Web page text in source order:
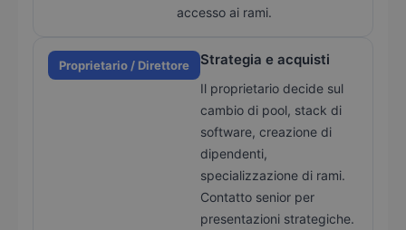
accesso ai rami.
Proprietario / Direttore Strategia e acquisti
Il proprietario decide sul
cambio di pool, stack di
software, creazione di
dipendenti,
specializzazione di rami.
Contatto senior per
presentazioni strategiche.